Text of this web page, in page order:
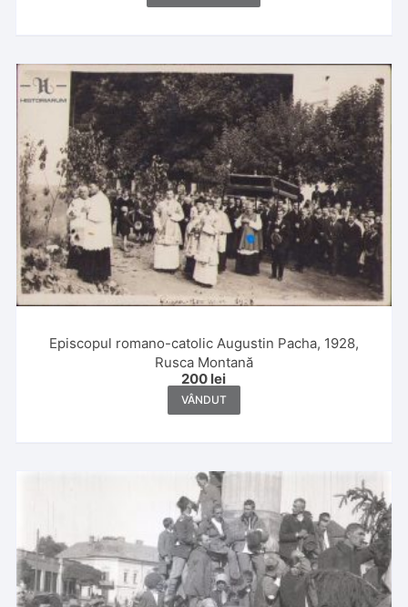
Episcopul romano-catolic Augustin Pacha, 1928,
Rusca Montană
200 lei
VÂNDUT